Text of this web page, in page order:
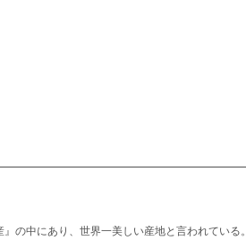
の中にあり、世界一美しい産地と言われている。